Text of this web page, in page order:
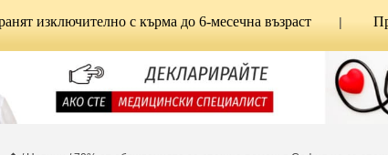
с кърма до 6-месечна възраст Проф.